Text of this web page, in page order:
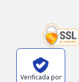
Verificada por